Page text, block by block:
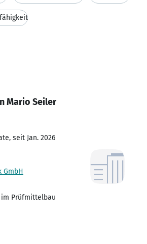
Mario Seiler
seit Jan. 2026
GmbH
Prüfmittelbau